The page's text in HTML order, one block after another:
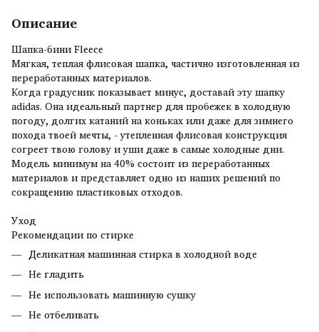
Описание
Шапка-бини Fleece
Мягкая, теплая флисовая шапка, частично изготовленная из
переработанных материалов.
Когда градусник показывает минус, доставай эту шапку
adidas. Она идеальный партнер для пробежек в холодную
погоду, долгих катаний на коньках или даже для зимнего
похода твоей мечты, - утепленная флисовая конструкция
согреет твою голову и уши даже в самые холодные дни.
Модель минимум на 40% состоит из переработанных
материалов и представляет одно из наших решений по
сокращению пластиковых отходов.
Уход
Рекомендации по стирке
Деликатная машинная стирка в холодной воде
Не гладить
Не использовать машинную сушку
Не отбеливать